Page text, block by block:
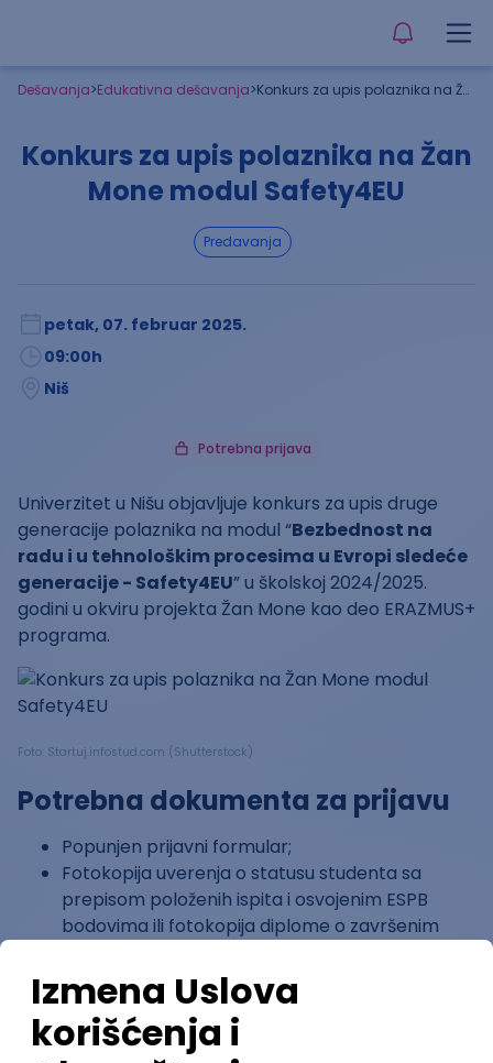
Dešavanja>Edukativna dešavanja> Konkurs za upis polaznika na Žan Mone modul Safety4EU
Konkurs za upis polaznika na Žan
Mone modul Safety4EU
predavanja
petak, 07. februar 2025.
09:00h
Niš
Potrebna prijava
Univerzitet u Nišu objavljuje konkurs za upis druge
generacije polaznika na modul “Bezbednost na
radu i u tehnološkim procesima u Evropi sledeće
generacije - Safety4EU” u školskoj 2024/2025.
godini u okviru projekta Žan Mone kao deo ERAZMUS+
programa.
Foto: Startuj.infostud.com (Shutterstock)
Potrebna dokumenta za prijavu
Popunjen prijavni formular;
Fotokopija uverenja o statusu studenta sa
prepisom položenih ispita i osvojenim ESPB
bodovima ili fotokopija diplome o završenim
studijama.
Prijave dostaviti elektronskom poštom na adresu
safety4eu@gmail.com